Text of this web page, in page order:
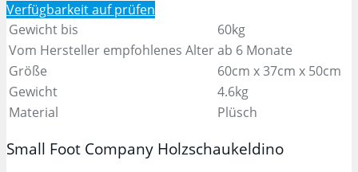
Verfügbarkeit aufprüfen
Gewicht bis
60kg
Vom Hersteller empfohlenes Alterab 6 Monate
Größe
60cm x 37cm x 50cm
Gewicht
4.6kg
Material
Plüsch
Small Foot Company Holzschaukeldino